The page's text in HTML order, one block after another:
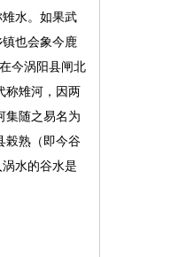
水。如果武
也会象今鹿
今涡阳县闸北
称雉河，因两
集随之易名为
榖熟（即今谷
水的谷水是